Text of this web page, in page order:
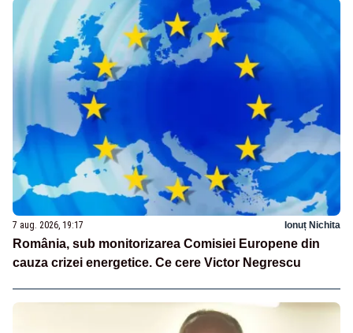
7 aug. 2026, 19:17 Ionuț Nichita
România, sub monitorizarea Comisiei Europene din
cauza crizei energetice. Ce cere Victor Negrescu